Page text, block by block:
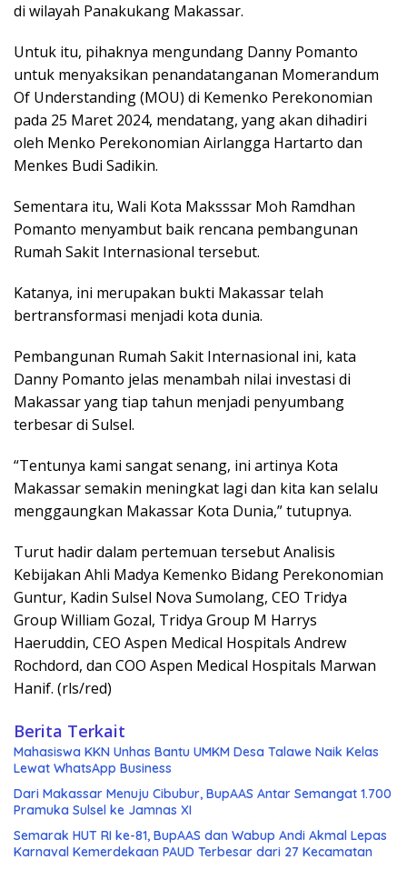
di wilayah Panakukang Makassar.
Untuk itu, pihaknya mengundang Danny Pomanto
untuk menyaksikan penandatanganan Momerandum
Of Understanding (MOU) di Kemenko Perekonomian
pada 25 Maret 2024, mendatang, yang akan dihadiri
oleh Menko Perekonomian Airlangga Hartarto dan
Menkes Budi Sadikin.
Sementara itu, Wali Kota Maksssar Moh Ramdhan
Pomanto menyambut baik rencana pembangunan
Rumah Sakit Internasional tersebut.
Katanya, ini merupakan bukti Makassar telah
bertransformasi menjadi kota dunia.
Pembangunan Rumah Sakit Internasional ini, kata
Danny Pomanto jelas menambah nilai investasi di
Makassar yang tiap tahun menjadi penyumbang
terbesar di Sulsel.
“Tentunya kami sangat senang, ini artinya Kota
Makassar semakin meningkat lagi dan kita kan selalu
menggaungkan Makassar Kota Dunia,” tutupnya.
Turut hadir dalam pertemuan tersebut Analisis
Kebijakan Ahli Madya Kemenko Bidang Perekonomian
Guntur, Kadin Sulsel Nova Sumolang, CEO Tridya
Group William Gozal, Tridya Group M Harrys
Haeruddin, CEO Aspen Medical Hospitals Andrew
Rochdord, dan COO Aspen Medical Hospitals Marwan
Hanif. (rls/red)
Berita Terkait
Mahasiswa KKN Unhas Bantu UMKM Desa Talawe Naik Kelas
Lewat WhatsApp Business
Dari Makassar Menuju Cibubur, BupAAS Antar Semangat 1.700
Pramuka Sulsel ke Jamnas XI
Semarak HUT RI ke-81, BupAAS dan Wabup Andi Akmal Lepas
Karnaval Kemerdekaan PAUD Terbesar dari 27 Kecamatan